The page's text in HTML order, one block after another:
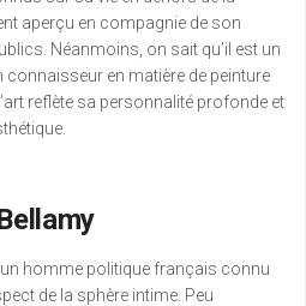
aperçu en compagnie de son
Néanmoins, on sait qu’il est un
connaisseur en matière de peinture
reflète sa personnalité profonde et
homme politique français connu
de la sphère intime. Peu